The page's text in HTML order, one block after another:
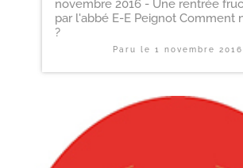
novembre 2016 - Une rentrée
par l'abbé E-E Peignot Comment
?
Paru le 1 novembre 2016